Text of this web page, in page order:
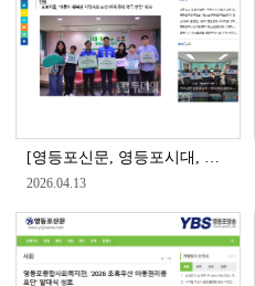
[영등포신문, 영등포시대, 영등포투데이] 영등포종합사회복지관, 6·3 선거 구청장 및 구의원 후보에게 ‘아동공약제안서’ 추가 전달
2026.04.13